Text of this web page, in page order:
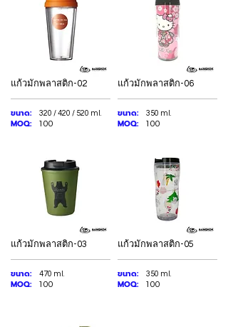
แก้วมักพลาสติก-02
ขนาด: 320 / 420 / 520 ml.
MOQ: 100
แก้วมักพลาสติก-03
ขนาด: 470 ml.
MOQ: 100
แก้วมักพลาสติก-06
ขนาด: 350 ml.
MOQ: 100
แก้วมักพลาสติก-05
ขนาด: 350 ml.
MOQ: 100